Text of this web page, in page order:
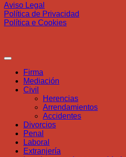
Aviso Legal
Política de Privacidad
Política e Cookies
Firma
Mediación
Civil
Herencias
Arrendamientos
Accidentes
Divorcios
Penal
Laboral
Extranjería